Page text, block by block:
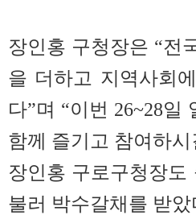
장인홍 구청장은 “전
을 더하고 지역사회
다”며 “이번 26~28
함께 즐기고 참여하
장인홍 구로구청장도
불러 박수갈채를 받았